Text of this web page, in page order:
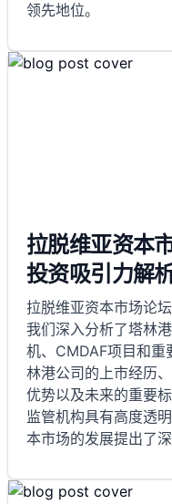
领先地位。
拉脱维亚资本
投资吸引力解
拉脱维亚资本市场论
我们深入分析了塔林
机、CMDAF项目和重
林港公司的上市经历
优势以及未来的重要
监管机构具有高度透
本市场的发展提出了深